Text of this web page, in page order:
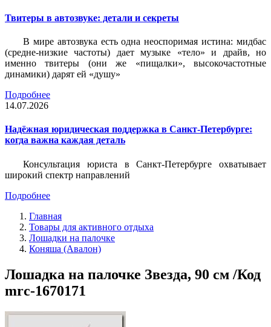
Твитеры в автозвуке: детали и секреты
В мире автозвука есть одна неоспоримая истина: мидбас
(средне-низкие частоты) дает музыке «тело» и драйв, но
именно твитеры (они же «пищалки», высокочастотные
динамики) дарят ей «душу»
Подробнее
14.07.2026
Надёжная юридическая поддержка в Санкт-Петербурге:
когда важна каждая деталь
Консультация юриста в Санкт-Петербурге охватывает
широкий спектр направлений
Подробнее
Главная
Товары для активного отдыха
Лошадки на палочке
Коняша (Авалон)
Лошадка на палочке Звезда, 90 см /Код
mrc-1670171